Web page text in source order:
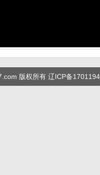
版权所有 辽ICP备